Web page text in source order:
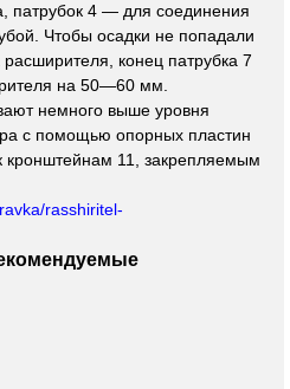
патрубок 4 — для соединения
Чтобы осадки не попадали
конец патрубка 7
на 50—60 мм.
немного выше уровня
с помощью опорных пластин
кронштейнам 11, закрепляемым
rasshiritel-